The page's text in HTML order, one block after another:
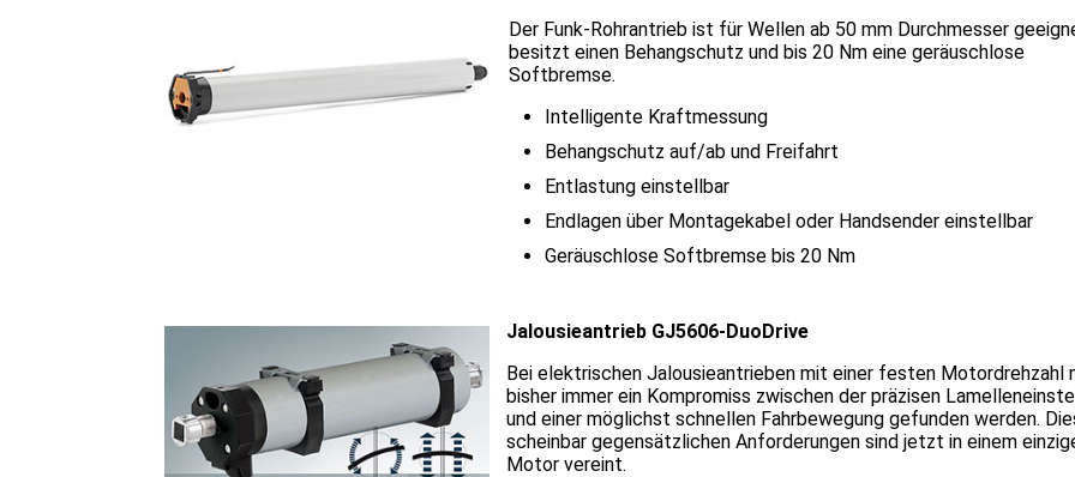
Der Funk-Rohrantrieb ist für Wellen ab 50 mm Durchmesser
besitzt einen Behangschutz und bis 20 Nm eine geräuschlose
Softbremse.
Intelligente Kraftmessung
Behangschutz auf/ab und Freifahrt
Entlastung einstellbar
Endlagen über Montagekabel oder Handsender einstellbar
Geräuschlose Softbremse bis 20 Nm
Jalousieantrieb GJ5606-DuoDrive
Bei elektrischen Jalousieantrieben mit einer festen Motordrehzahl
bisher immer ein Kompromiss zwischen der präzisen
und einer möglichst schnellen Fahrbewegung gefunden werden.
scheinbar gegensätzlichen Anforderungen sind jetzt in einem
Motor vereint.